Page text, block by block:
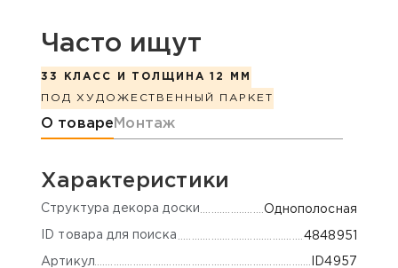
Часто ищут
33 КЛАСС И ТОЛЩИНА 12 ММ
ПОД ХУДОЖЕСТВЕННЫЙ ПАРКЕТ
Информация о товаре
О товаре Монтаж
Характеристики
Cтруктура декора доски Однополосная
ID товара для поиска 4848951
Артикул ID4957